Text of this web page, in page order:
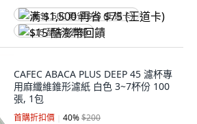
满 $1,500 再省 $75 (王道卡)
$15 酷澎幣回饋
CAFEC ABACA PLUS DEEP 45 濾杯專
用麻纖維錐形濾紙 白色 3~7杯份 100
張, 1包
首購折扣價 40%$200